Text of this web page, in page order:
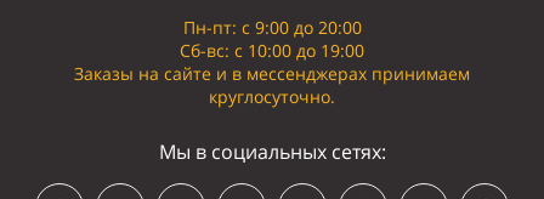
Пн-пт: с 9:00 до 20:00
Сб-вс: с 10:00 до 19:00
Заказы на сайте и в мессенджерах принимаем
круглосуточно.
Мы в социальных сетях: